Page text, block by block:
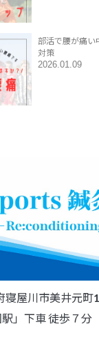
部活で腰が痛い
対策
2026.01.09
屋川市美井元町
」下車 徒歩７分